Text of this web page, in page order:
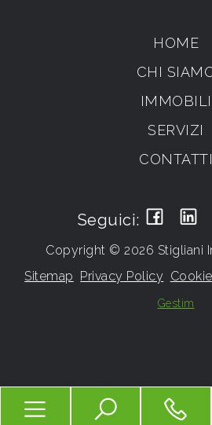
HOME
CHI
IMMOBILI
SERVIZI
CONTATTI
Seguici:
Copyright © 2026 Stigliani
Sitemap Privacy Policy
Gestim